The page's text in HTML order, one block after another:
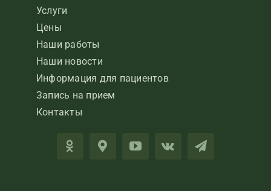
Услуги
Цены
Наши работы
Наши новости
Информация для пациентов
Запись на прием
Контакты